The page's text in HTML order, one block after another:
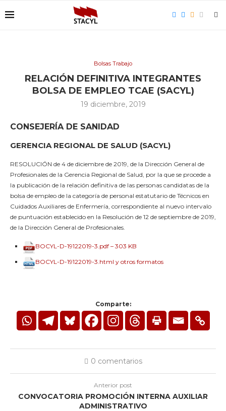
Bolsas Trabajo
RELACIÓN DEFINITIVA INTEGRANTES
BOLSA DE EMPLEO TCAE (SACYL)
19 diciembre, 2019
CONSEJERÍA DE SANIDAD
GERENCIA REGIONAL DE SALUD (SACYL)
RESOLUCIÓN de 4 de diciembre de 2019, de la Dirección General de
Profesionales de la Gerencia Regional de Salud, por la que se procede a
la publicación de la relación definitiva de las personas candidatas de la
bolsa de empleo de la categoría de personal estatutario de Técnicos en
Cuidados Auxiliares de Enfermería, correspondiente al nuevo intervalo
de puntuación establecido en la Resolución de 12 de septiembre de 2019,
de la Dirección General de Profesionales.
BOCYL-D-19122019-3.pdf – 303 KB
BOCYL-D-19122019-3.html y otros formatos
Comparte:
0 comentarios
Anterior post
CONVOCATORIA PROMOCIÓN INTERNA AUXILIAR
ADMINISTRATIVO